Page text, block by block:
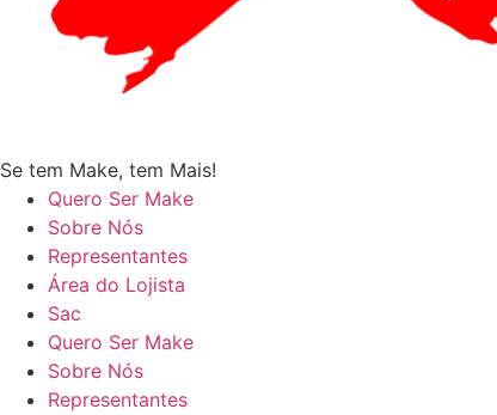
Se tem Make, tem Mais!
Quero Ser Make
Sobre Nós
Representantes
Área do Lojista
Sac
Quero Ser Make
Sobre Nós
Representantes